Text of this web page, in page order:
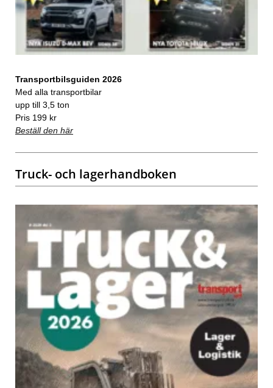
Transportbilsguiden 2026
Med alla transportbilar
upp till 3,5 ton
Pris 199 kr
Beställ den här
Truck- och lagerhandboken